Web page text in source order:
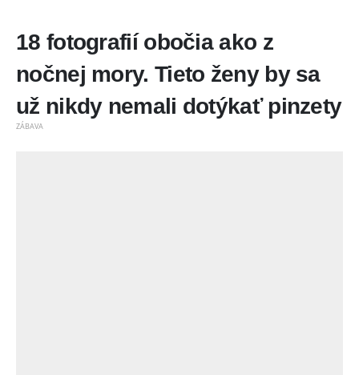
18 fotografií obočia ako z
nočnej mory. Tieto ženy by sa
už nikdy nemali dotýkať pinzety
ZÁBAVA